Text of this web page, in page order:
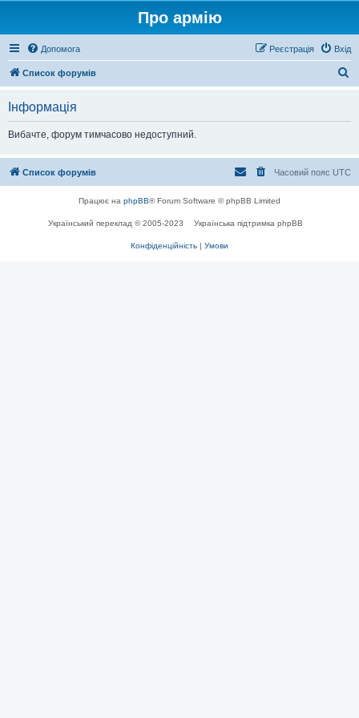
Про армію
Допомога Вхід
Реєстрація
Список форумів
Інформація
Вибачте, форум тимчасово недоступний.
Список форумів Часовий пояс UTC
Працює на phpBB® Forum Software © phpBB Limited
Український переклад © 2005-2023 Українська підтримка phpBB
Конфіденційність | Умови